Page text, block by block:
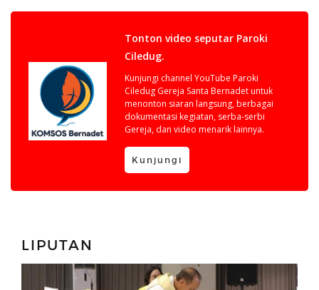
Tonton video seputar Paroki
Ciledug.
Kunjungi channel YouTube Paroki
Ciledug Gereja Santa Bernadet untuk
menonton siaran langsung, berbagai
dokumentasi kegiatan, serba-serbi
Gereja, dan video menarik lainnya.
Kunjungi
LIPUTAN